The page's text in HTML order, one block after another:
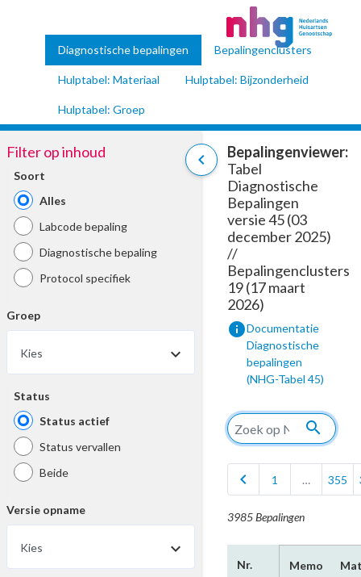
Diagnostische bepalingen Bepalingenclusters
Hulptabel: Materiaal Hulptabel: Bijzonderheid
Hulptabel: Groep
chevron_left
Filter op inhoud
Soort
Alles
Labcode bepaling
Diagnostische bepaling
Protocol specifiek
Groep
Kies
Status
Status actief
Status vervallen
Beide
Versie opname
Kies
Bepalingenviewer:
Tabel
Diagnostische
Bepalingen
versie 45 (03
december 2025)
//
Bepalingenclusters
19 (17 maart
2026)
infoDocumentatie
Diagnostische
bepalingen
(NHG-Tabel 45)
search
chevron_left 1 … 355
3985 Bepalingen
Nr. Memo